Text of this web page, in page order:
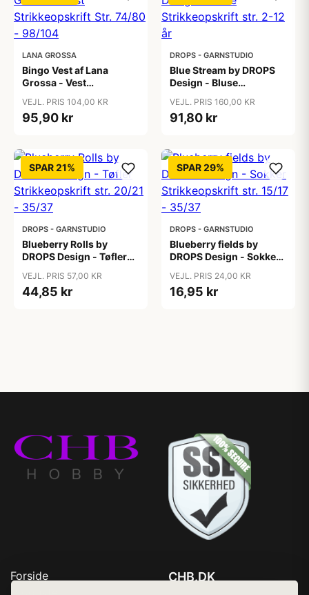
LANA GROSSA
Bingo Vest af Lana
Grossa - Vest
74/80 - 98/104
VEJL. PRIS 104,00 KR
95,90 kr
DROPS - GARNSTUDIO
Blue Stream by DROPS
Design - Bluse
år
VEJL. PRIS 160,00 KR
91,80 kr
SPAR 21%
DROPS - GARNSTUDIO
Blueberry Rolls by
DROPS Design - Tøfler
- 35/37
VEJL. PRIS 57,00 KR
44,85 kr
SPAR 29%
DROPS - GARNSTUDIO
Blueberry fields by
DROPS Design - Sokker
- 35/37
VEJL. PRIS 24,00 KR
16,95 kr
Forside
CHB.DK